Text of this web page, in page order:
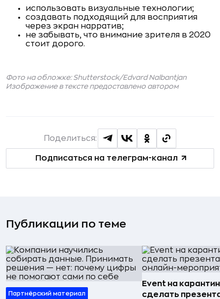
использовать визуальные технологии;
создавать подходящий для восприятия
через экран нарратив;
не забывать, что внимание зрителя в 2020
стоит дорого.
Фото на обложке: Shutterstock/Edvard Nalbantjan
Изображение в тексте предоставлено автором
Подписаться на телеграм-канал
Поделиться:
Публикации по теме
Партнёрский материал
Event на
сделать